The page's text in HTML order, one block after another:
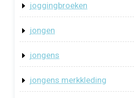
joggingbroeken
jongen
jongens
jongens merkkleding